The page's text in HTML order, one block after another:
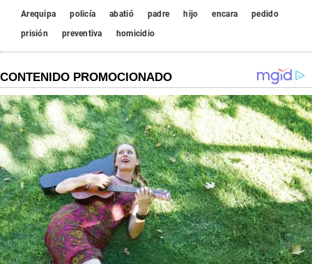
Arequipa policía abatió padre hijo encara
pedido
prisión
preventiva homicidio